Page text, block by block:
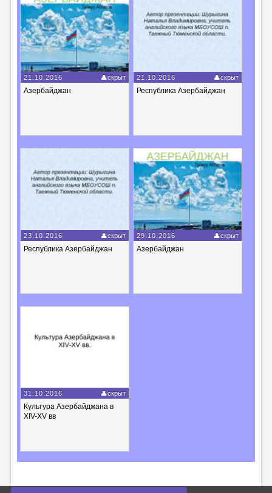
21.10.2016 скрыт
Азербайджан
21.10.2016 скрыт
Республика Азербайджан
23.10.2016 скрыт
Республика Азербайджан
29.10.2016 скрыт
Азербайджан
31.10.2016 скрыт
Культура Азербайджана в
XIV-XV вв